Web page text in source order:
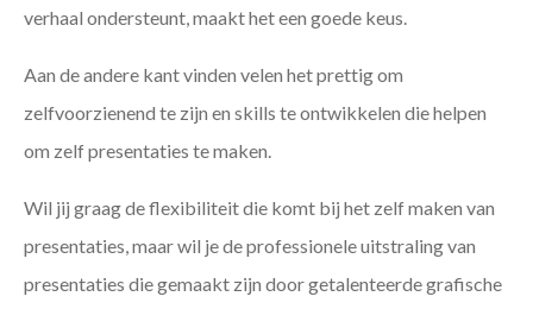
verhaal ondersteunt, maakt het een goede keus.
Aan de andere kant vinden velen het prettig om
zelfvoorzienend te zijn en skills te ontwikkelen die helpen
om zelf presentaties te maken.
Wil jij graag de flexibiliteit die komt bij het zelf maken van
presentaties, maar wil je de professionele uitstraling van
presentaties die gemaakt zijn door getalenteerde grafische